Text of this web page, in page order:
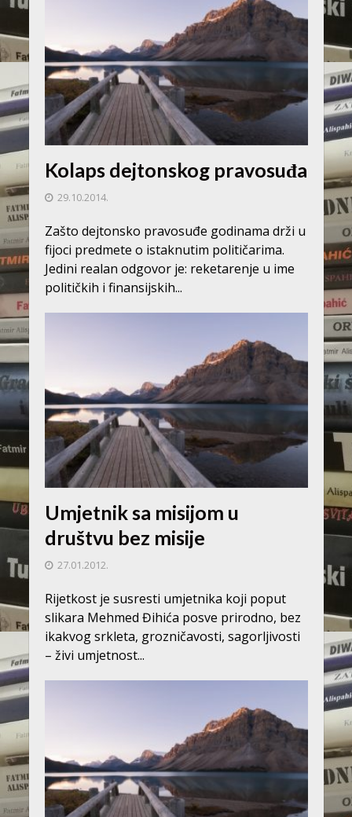
Kolaps dejtonskog pravosuđa
29.10.2014.
Zašto dejtonsko pravosuđe godinama drži u
fijoci predmete o istaknutim političarima.
Jedini realan odgovor je: reketarenje u ime
političkih i finansijskih...
Umjetnik sa misijom u
društvu bez misije
27.01.2012.
Rijetkost je susresti umjetnika koji poput
slikara Mehmed Đihića posve prirodno, bez
ikakvog srkleta, grozničavosti, sagorljivosti
– živi umjetnost...